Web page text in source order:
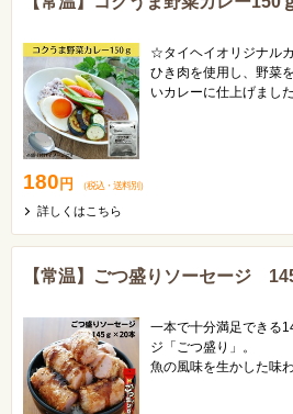
☆タイヘイオリジナル
ひき肉を使用し、野菜
いカレーに仕上げました
180 円 （税込・ 送料別 ）
詳しくはこちら
【常温】ごつ盛りソーセージ
一本で十分満足できる
ジ「ごつ盛り」。
魚の風味を生かした味わ